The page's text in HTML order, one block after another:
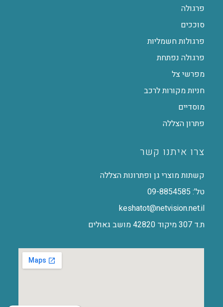
פרגולה
סוככים
פרגולות חשמליות
פרגולה נפתחת
מפרשי צל
חניות מקורות לרכב
מוסדיים
פתרון הצללה
צרו איתנו קשר
קשתות מוצרי גן ופתרונות הצללה
טל': 09-8854585
keshatot@netvision.net.il
ת.ד 307 מיקוד 42820 מושב גאולים